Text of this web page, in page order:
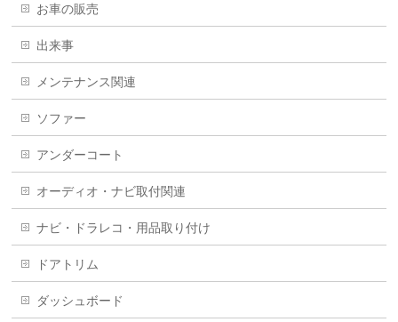
お車の販売
出来事
メンテナンス関連
ソファー
アンダーコート
オーディオ・ナビ取付関連
ナビ・ドラレコ・用品取り付け
ドアトリム
ダッシュボード